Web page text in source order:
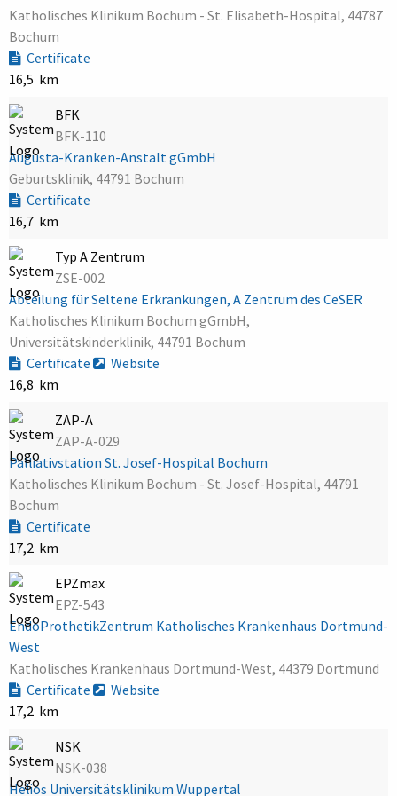
Katholisches Klinikum Bochum - St. Elisabeth-Hospital, 44787
Bochum
Certificate
16,5 km
BFK
BFK-110
Augusta-Kranken-Anstalt gGmbH
Geburtsklinik, 44791 Bochum
Certificate
16,7 km
Typ A Zentrum
ZSE-002
Abteilung für Seltene Erkrankungen, A Zentrum des CeSER
Katholisches Klinikum Bochum gGmbH,
Universitätskinderklinik, 44791 Bochum
Certificate
Website
16,8 km
ZAP-A
ZAP-A-029
Palliativstation St. Josef-Hospital Bochum
Katholisches Klinikum Bochum - St. Josef-Hospital, 44791
Bochum
Certificate
17,2 km
EPZmax
EPZ-543
EndoProthetikZentrum Katholisches Krankenhaus Dortmund-
West
Katholisches Krankenhaus Dortmund-West, 44379 Dortmund
Certificate
Website
17,2 km
NSK
NSK-038
Helios Universitätsklinikum Wuppertal